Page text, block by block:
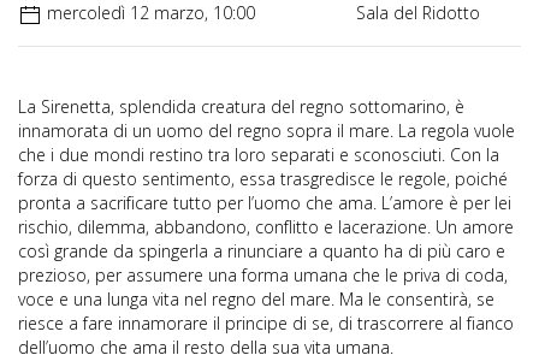
mercoledì 12 marzo, 10:00 Sala del Ridotto
La Sirenetta, splendida creatura del regno sottomarino, è
innamorata di un uomo del regno sopra il mare. La regola vuole
che i due mondi restino tra loro separati e sconosciuti. Con la
forza di questo sentimento, essa trasgredisce le regole, poiché
pronta a sacrificare tutto per l’uomo che ama. L’amore è per lei
rischio, dilemma, abbandono, conflitto e lacerazione. Un amore
così grande da spingerla a rinunciare a quanto ha di più caro e
prezioso, per assumere una forma umana che le priva di coda,
voce e una lunga vita nel regno del mare. Ma le consentirà, se
riesce a fare innamorare il principe di se, di trascorrere al fianco
dell’uomo che ama il resto della sua vita umana.